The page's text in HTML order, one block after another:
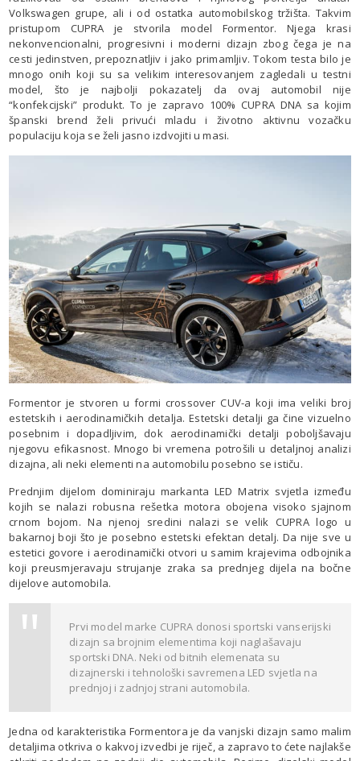
Volkswagen grupe, ali i od ostatka automobilskog tržišta. Takvim
pristupom CUPRA je stvorila model Formentor. Njega krasi
nekonvencionalni, progresivni i moderni dizajn zbog čega je na
cesti jedinstven, prepoznatljiv i jako primamljiv. Tokom testa bilo je
mnogo onih koji su sa velikim interesovanjem zagledali u testni
model, što je najbolji pokazatelj da ovaj automobil nije
“konfekcijski” produkt. To je zapravo 100% CUPRA DNA sa kojim
španski brend želi privući mladu i životno aktivnu vozačku
populaciju koja se želi jasno izdvojiti u masi.
Formentor je stvoren u formi crossover CUV-a koji ima veliki broj
estetskih i aerodinamičkih detalja. Estetski detalji ga čine vizuelno
posebnim i dopadljivim, dok aerodinamički detalji poboljšavaju
njegovu efikasnost. Mnogo bi vremena potrošili u detaljnoj analizi
dizajna, ali neki elementi na automobilu posebno se ističu.
Prednjim dijelom dominiraju markanta LED Matrix svjetla između
kojih se nalazi robusna rešetka motora obojena visoko sjajnom
crnom bojom. Na njenoj sredini nalazi se velik CUPRA logo u
bakarnoj boji što je posebno estetski efektan detalj. Da nije sve u
estetici govore i aerodinamički otvori u samim krajevima odbojnika
koji preusmjeravaju strujanje zraka sa prednjeg dijela na bočne
dijelove automobila.
Prvi model marke CUPRA donosi sportski vanserijski
dizajn sa brojnim elementima koji naglašavaju
sportski DNA. Neki od bitnih elemenata su
dizajnerski i tehnološki savremena LED svjetla na
prednjoj i zadnjoj strani automobila.
Jedna od karakteristika Formentora je da vanjski dizajn samo malim
detaljima otkriva o kakvoj izvedbi je riječ, a zapravo to ćete najlakše